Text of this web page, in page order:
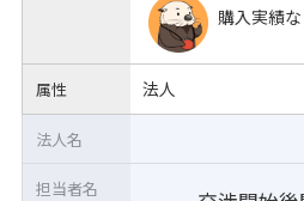
購入実績な
属性 法人
法人名
担当者名